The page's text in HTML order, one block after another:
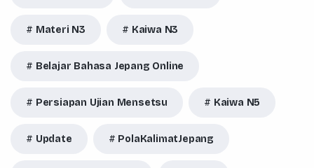
Materi N3 Kaiwa N3
Belajar Bahasa Jepang Online
Persiapan Ujian Mensetsu Kaiwa N5
Update PolaKalimatJepang